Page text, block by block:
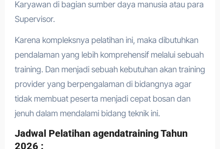
Karyawan di bagian sumber daya manusia atau para
Supervisor.
Karena kompleksnya pelatihan ini, maka dibutuhkan
pendalaman yang lebih komprehensif melalui sebuah
training. Dan menjadi sebuah kebutuhan akan training
provider yang berpengalaman di bidangnya agar
tidak membuat peserta menjadi cepat bosan dan
jenuh dalam mendalami bidang teknik ini.
Jadwal Pelatihan agendatraining Tahun
2026 :